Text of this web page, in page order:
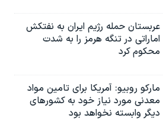
عربستان حمله رژیم ایران به نفتکش
اماراتی در تنگه هرمز را به‌ شدت
محکوم کرد
مارکو روبیو: آمریکا برای تامین مواد
معدنی مورد نیاز خود به کشورهای
دیگر وابسته نخواهد بود